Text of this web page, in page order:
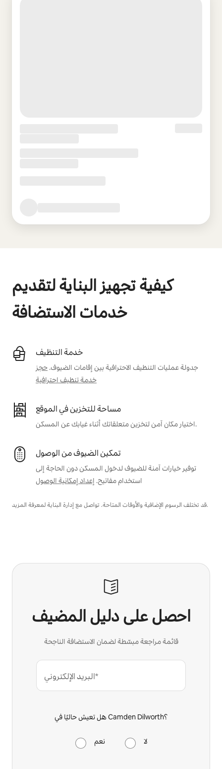
كيفية تجهيز البناية لتقديم
خدمات الاستضافة
خدمة التنظيف
جدولة عمليات التنظيف الاحترافية بين إقامات الضيوف. حجز
خدمة تنظيف احترافية
مساحة للتخزين في الموقع
اختيار مكان آمن لتخزين متعلقاتك أثناء غيابك عن المسكن.
تمكين الضيوف من الوصول
توفير خيارات آمنة للضيوف لدخول المسكن دون الحاجة إلى
استخدام مفاتيح. إعداد إمكانية الوصول
قد تختلف الرسوم الإضافية والأوقات المتاحة. تواصل مع إدارة البناية لمعرفة المزيد.
احصل على دليل المضيف
قائمة مراجعة مبسّطة لضمان الاستضافة الناجحة
البريد الإلكتروني*
هل تعيش حاليًا في Camden Dilworth؟
نعم لا